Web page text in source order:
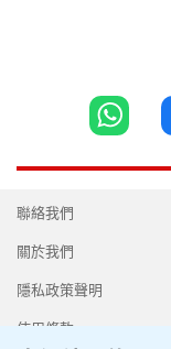
聯絡我們
關於我們
隱私政策聲明
使用條款